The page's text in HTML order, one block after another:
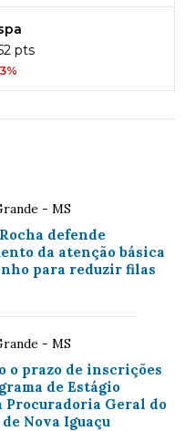
pts
- MS
defende
da atenção básica
para reduzir filas
- MS
o prazo de inscrições
de Estágio
Procuradoria Geral do
Nova Iguaçu